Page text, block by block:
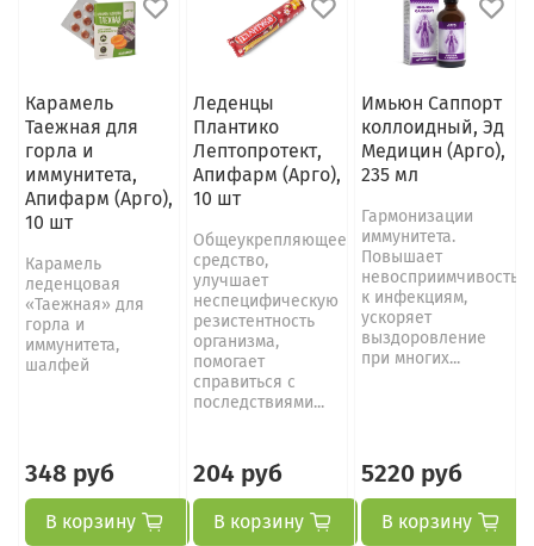
Карамель
Таежная для
горла и
иммунитета,
Апифарм (Арго),
10 шт
Карамель
леденцовая
«Таежная» для
горла и
иммунитета,
шалфей
348 руб
В корзину
Леденцы
Плантико
Лептопротект,
Апифарм (Арго),
10 шт
Общеукрепляющее
средство,
улучшает
неспецифическую
резистентность
организма,
помогает
справиться с
последствиями...
204 руб
В корзину
Имьюн Саппорт
коллоидный, Эд
Медицин (Арго),
235 мл
Гармонизации
иммунитета.
Повышает
невосприимчивость
к инфекциям,
ускоряет
выздоровление
при многих...
5220 руб
В корзину